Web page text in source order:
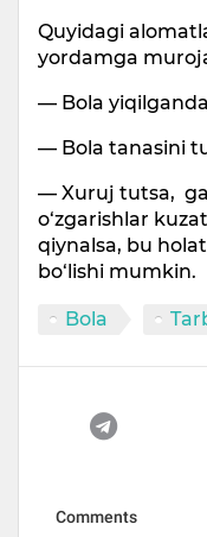
Quyidagi
yordamga
— Bola
— Bola tanasini
— Xuruj tutsa,
o‘zgarishlar
qiynalsa, bu
bo‘lishi mumkin.
Bola